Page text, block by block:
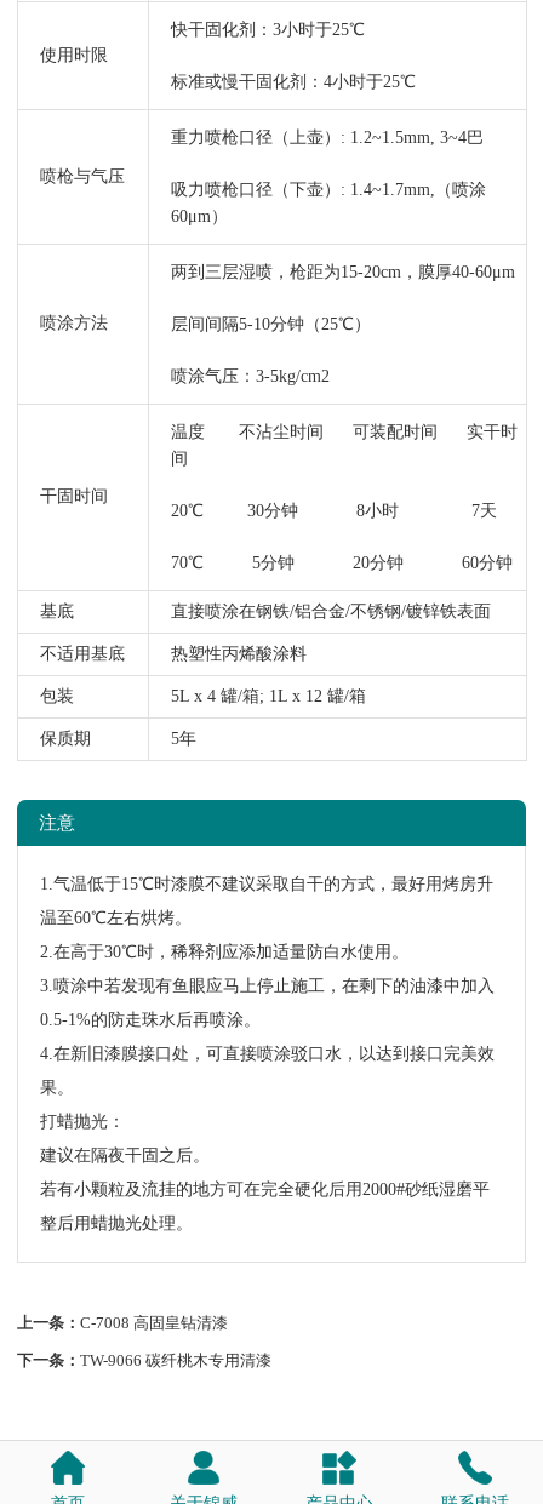
使用时限
快干固化剂：3小时于25℃
标准或慢干固化剂：4小时于25℃
喷枪与气压
重力喷枪口径（上壶）: 1.2~1.5mm, 3~4巴
吸力喷枪口径（下壶）: 1.4~1.7mm,（喷涂
60μm）
喷涂方法
两到三层湿喷，枪距为15-20cm，膜厚40-60μm
层间间隔5-10分钟（25℃）
喷涂气压：3-5kg/cm2
干固时间
温度 不沾尘时间 可装配时间 实干时
间
20℃ 30分钟 8小时 7天
70℃ 5分钟 20分钟 60分钟
基底 直接喷涂在钢铁/铝合金/不锈钢/镀锌铁表面
不适用基底 热塑性丙烯酸涂料
包装 5L x 4 罐/箱; 1L x 12 罐/箱
保质期 5年
注意
1.气温低于15℃时漆膜不建议采取自干的方式，最好用烤房升
温至60℃左右烘烤。
2.在高于30℃时，稀释剂应添加适量防白水使用。
3.喷涂中若发现有鱼眼应马上停止施工，在剩下的油漆中加入
0.5-1%的防走珠水后再喷涂。
4.在新旧漆膜接口处，可直接喷涂驳口水，以达到接口完美效
果。
打蜡抛光：
建议在隔夜干固之后。
若有小颗粒及流挂的地方可在完全硬化后用2000#砂纸湿磨平
整后用蜡抛光处理。
上一条： C-7008 高固皇钻清漆
下一条： TW-9066 碳纤桃木专用清漆